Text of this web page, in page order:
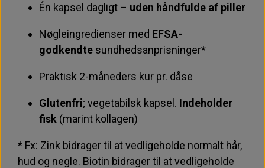
Én kapsel dagligt – uden håndfulde af piller
Nøgleingredienser med EFSA-
godkendte sundhedsanprisninger*
Praktisk 2-måneders kur pr. dåse
Glutenfri; vegetabilsk kapsel. Indeholder
fisk (marint kollagen)
* Fx: Zink bidrager til at vedligeholde normalt hår,
hud og negle. Biotin bidrager til at vedligeholde